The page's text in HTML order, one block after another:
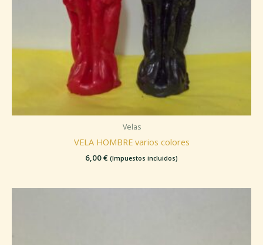
Velas
VELA HOMBRE varios colores
6,00€ (Impuestos incluidos)